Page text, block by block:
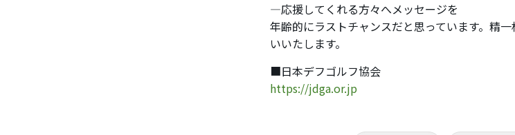
―応援してくれる方々へメッセージを
年齢的にラストチャンスだと思っています。精
いいたします。
■日本デフゴルフ協会
https://jdga.or.jp